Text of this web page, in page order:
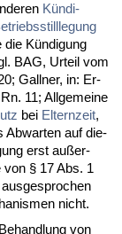
Kündi­
die Kündi­gung
BAG, Ur­teil vom
Gall­ner, in: Er­
11; All­ge­mei­ne
bei El­tern­zeit,
Ab­war­ten auf die­
erst außer­
von § 17 Abs. 1
nicht.
von